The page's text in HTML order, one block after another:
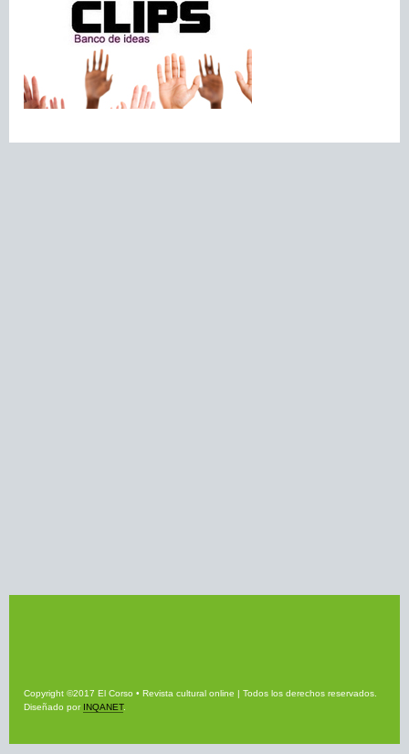
Copyright ©2017 El Corso • Revista cultural online | Todos los derechos reservados.
Diseñado por INQANET.